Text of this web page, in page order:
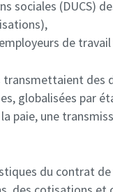
sociales (DUCS)
de
transmettaient des
globalisées par
paie, une
du contrat